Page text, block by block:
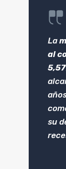
La
al
su